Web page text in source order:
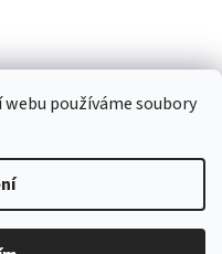
používáme soubory
práva vyhrazena.Upravit